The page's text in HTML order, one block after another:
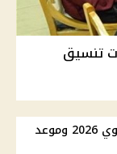
تنسيق
موقف ترحيل إجازة المولد النبوي 2026 وموعد